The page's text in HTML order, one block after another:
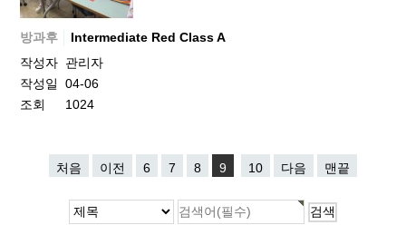
방과후
Intermediate Red Class A
작성자 관리자
작성일
04-06
조회
1024
처음 이전 6 7 8 9 10 다음 맨끝